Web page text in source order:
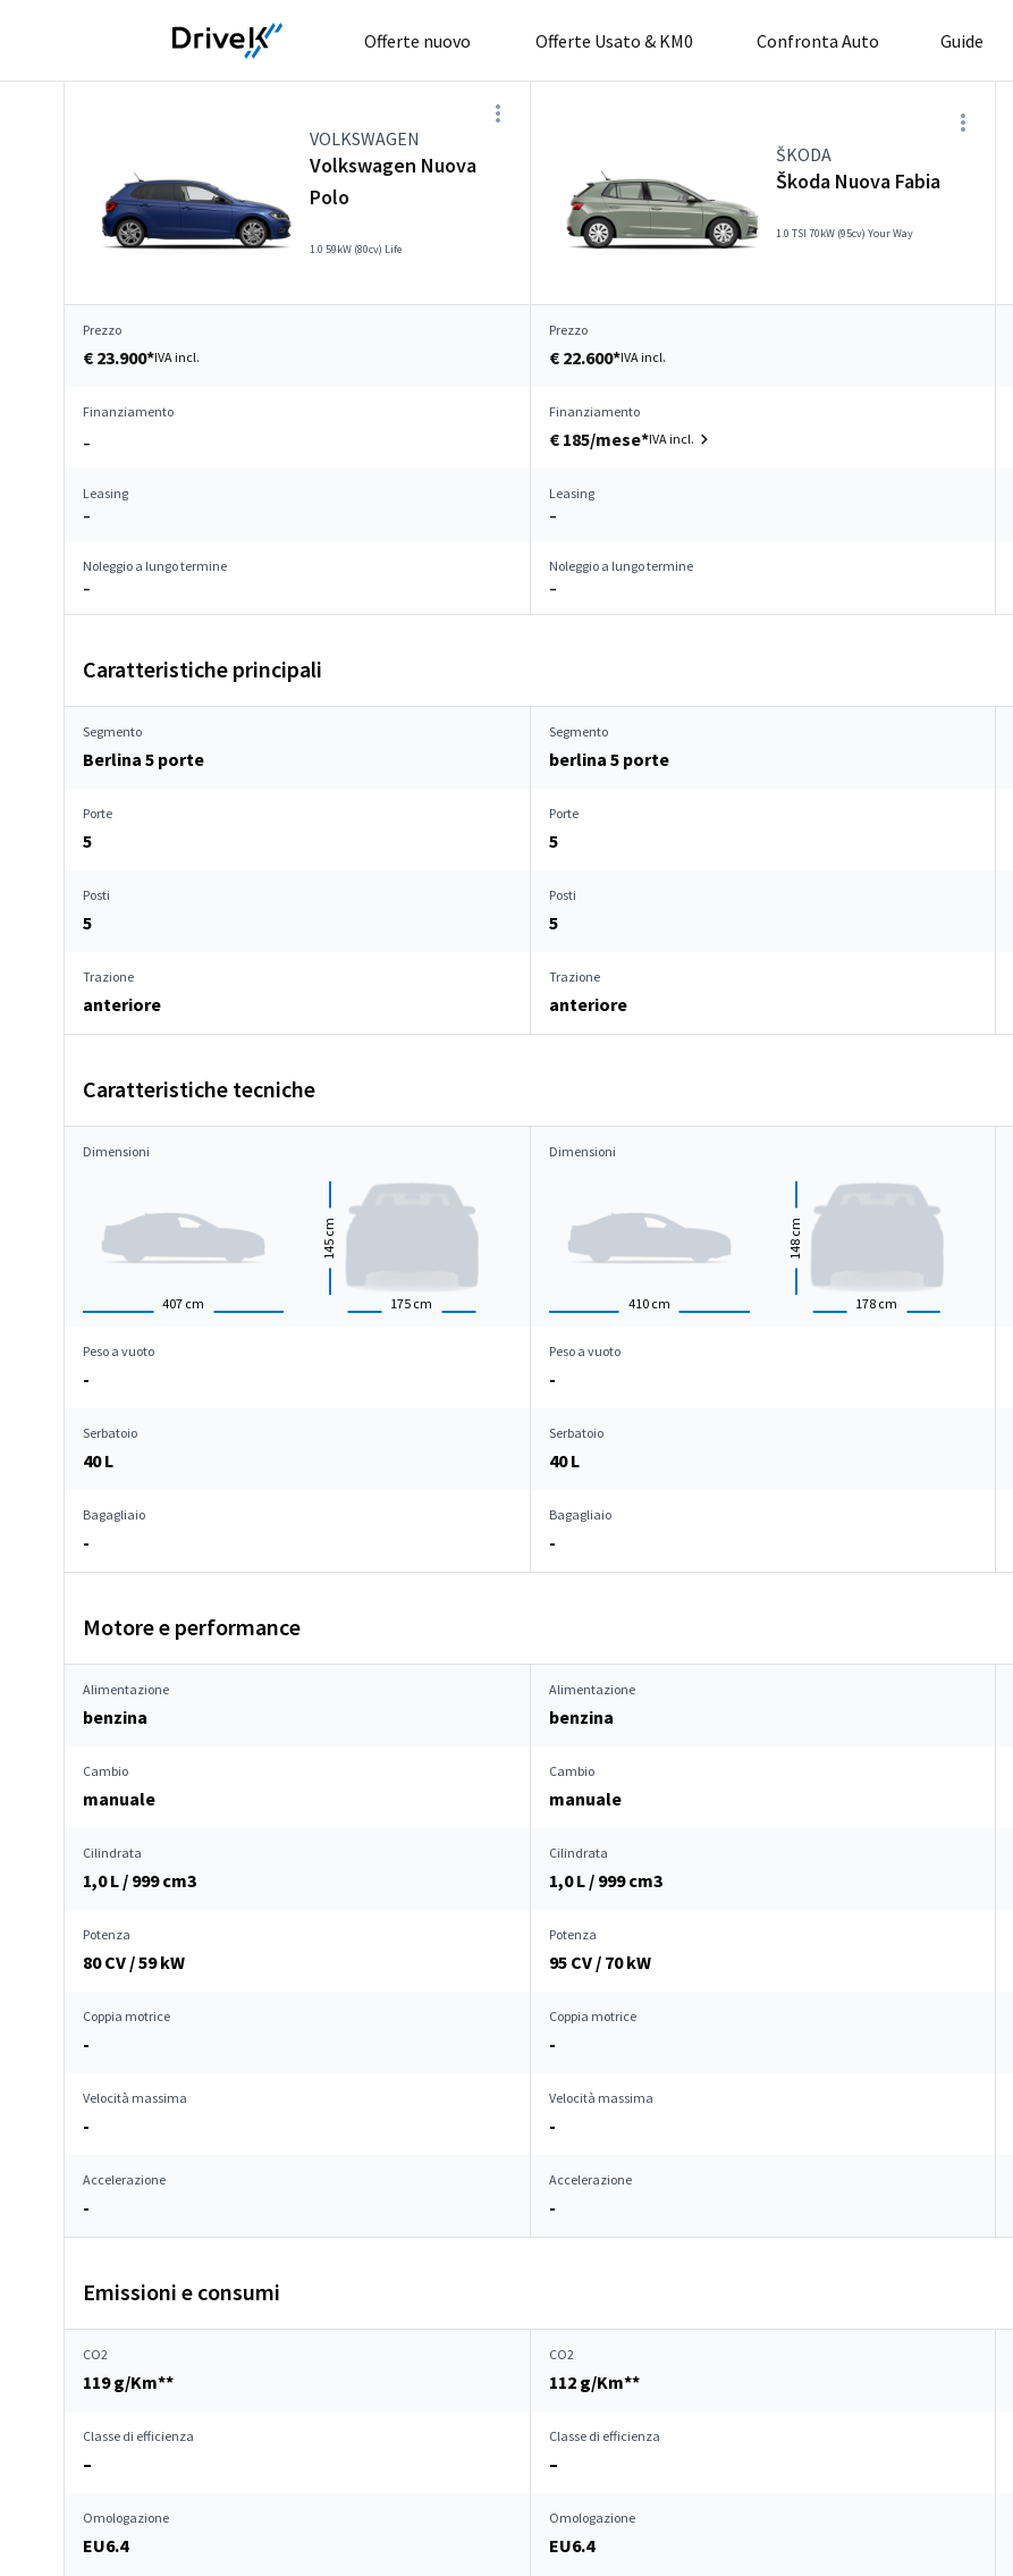
Offerte nuovo Offerte Usato & KM0 Confronta Auto Guide
VOLKSWAGEN
Volkswagen Nuova
Polo
1.0 59kW (80cv) Life
ŠKODA
Škoda Nuova Fabia
1.0 TSI 70kW (95cv) Your Way
Prezzo
€ 23.900*IVA incl.
Prezzo
€ 22.600*IVA incl.
Finanziamento
–
Finanziamento
€ 185/mese*IVA incl.
Leasing
–
Leasing
–
Noleggio a lungo termine
–
Noleggio a lungo termine
–
Caratteristiche principali
Segmento
Berlina 5 porte
Segmento
berlina 5 porte
Porte
5
Porte
5
Posti
5
Posti
5
Trazione
anteriore
Trazione
anteriore
Caratteristiche tecniche
Dimensioni
407 cm 175 cm
145
cm
Dimensioni
410 cm 178 cm
148
cm
Peso a vuoto
-
Peso a vuoto
-
Serbatoio
40 L
Serbatoio
40 L
Bagagliaio
-
Bagagliaio
-
Motore e performance
Alimentazione
benzina
Alimentazione
benzina
Cambio
manuale
Cambio
manuale
Cilindrata
1,0 L / 999 cm3
Cilindrata
1,0 L / 999 cm3
Potenza
80 CV / 59 kW
Potenza
95 CV / 70 kW
Coppia motrice
-
Coppia motrice
-
Velocità massima
-
Velocità massima
-
Accelerazione
-
Accelerazione
-
Emissioni e consumi
CO2
119 g/Km**
CO2
112 g/Km**
Classe di efficienza
–
Classe di efficienza
–
Omologazione
EU6.4
Omologazione
EU6.4